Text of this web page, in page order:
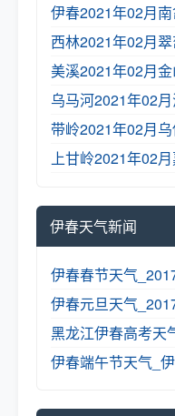
伊春2021年02月
西林2021年02月
美溪2021年02月
乌马河2021年02月
带岭2021年02月
上甘岭2021年02月
伊春天气新闻
伊春春节天气
伊春元旦天气
黑龙江伊春高考天
伊春端午节天气_